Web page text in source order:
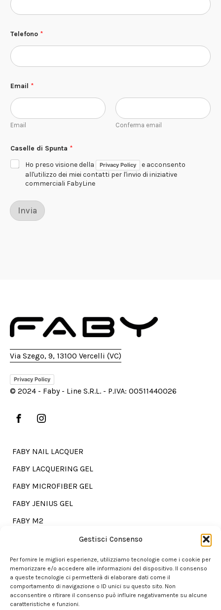
Gestisci Consenso
Per fornire le migliori esperienze, utilizziamo tecnologie come i cookie per
memorizzare e/o accedere alle informazioni del dispositivo. Il consenso
a queste tecnologie ci permetterà di elaborare dati come il
comportamento di navigazione o ID unici su questo sito. Non
acconsentire o ritirare il consenso può influire negativamente su alcune
caratteristiche e funzioni.
Telefono *
p
n
t
T
l
f
o
i
Email *
Email Conferma email
Caselle di Spunta *
Ho preso visione della
Privacy Policy
e acconsento
all'utilizzo dei miei contatti per l'invio di iniziative
commerciali FabyLine
Invia
Via Szego, 9, 13100 Vercelli (VC)
Privacy Policy
© 2024 - Faby - Line S.R.L. - P.IVA: 00511440026
FABY NAIL LACQUER
FABY LACQUERING GEL
FABY MICROFIBER GEL
FABY JENIUS GEL
FABY M2
Go shopping?